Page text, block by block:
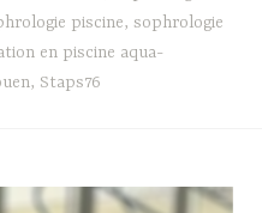
piscine, sophrologie
en piscine aqua-
, Staps76